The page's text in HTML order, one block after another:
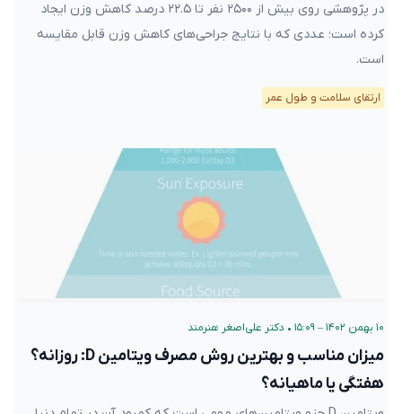
در پژوهشی روی بیش از ۲۵۰۰ نفر تا ۲۲.۵ درصد کاهش وزن ایجاد
کرده است؛ عددی که با نتایج جراحی‌های کاهش وزن قابل مقایسه
است.
ارتقای سلامت و طول عمر
۱۰ بهمن ۱۴۰۲ – ۱۵:۰۹ • دکتر علی‌اصغر هنرمند
میزان مناسب و بهترین روش مصرف ویتامین D: روزانه؟
هفتگی یا ماهیانه؟